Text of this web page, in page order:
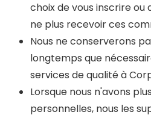
choix de vous inscrire ou
ne plus recevoir ces
Nous ne conserverons
longtemps que
services de qualité à
Lorsque nous n'avons
personnelles, nous les